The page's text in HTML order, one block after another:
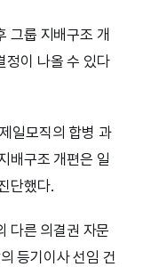
그룹 지배구조 개
정이 나올 수 있다
일모직의 합병 과
배구조 개편은 일
단했다.
다른 의결권 자문
등기이사 선임 건